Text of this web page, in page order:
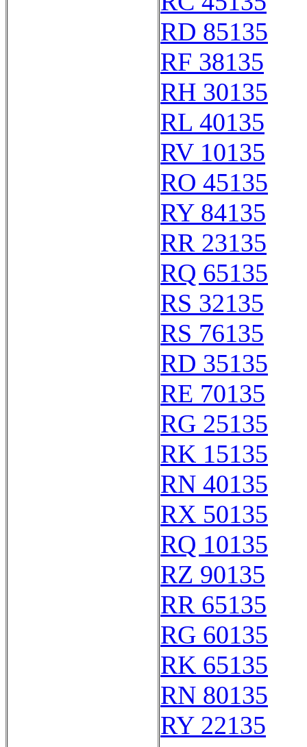
RD 85135
RF 38135
RH 30135
RL 40135
RV 10135
RO 45135
RY 84135
RR 23135
RQ 65135
RS 32135
RS 76135
RD 35135
RE 70135
RG 25135
RK 15135
RN 40135
RX 50135
RQ 10135
RZ 90135
RR 65135
RG 60135
RK 65135
RN 80135
RY 22135